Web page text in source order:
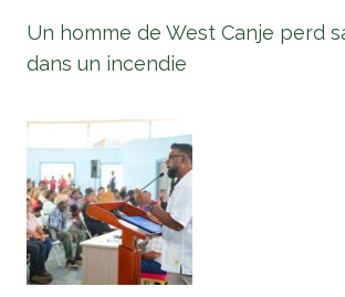
Un homme de West Canje perd
dans un incendie